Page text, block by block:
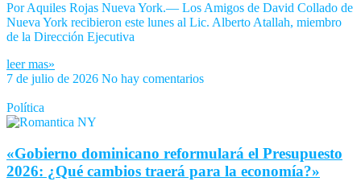
Por Aquiles Rojas Nueva York.— Los Amigos de David Collado de
Nueva York recibieron este lunes al Lic. Alberto Atallah, miembro
de la Dirección Ejecutiva
leer mas»
7 de julio de 2026 No hay comentarios
Política
«Gobierno dominicano reformulará el Presupuesto
2026: ¿Qué cambios traerá para la economía?»